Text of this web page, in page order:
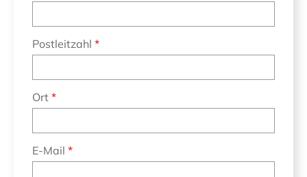
Postleitzahl
Ort
E-Mail